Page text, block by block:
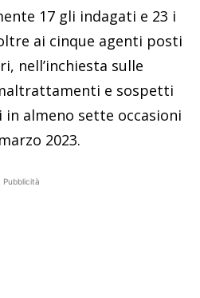
17 gli indagati e 23 i
ai cinque agenti posti
nell’inchiesta sulle
e sospetti
almeno sette occasioni
2023.
Pubblicità